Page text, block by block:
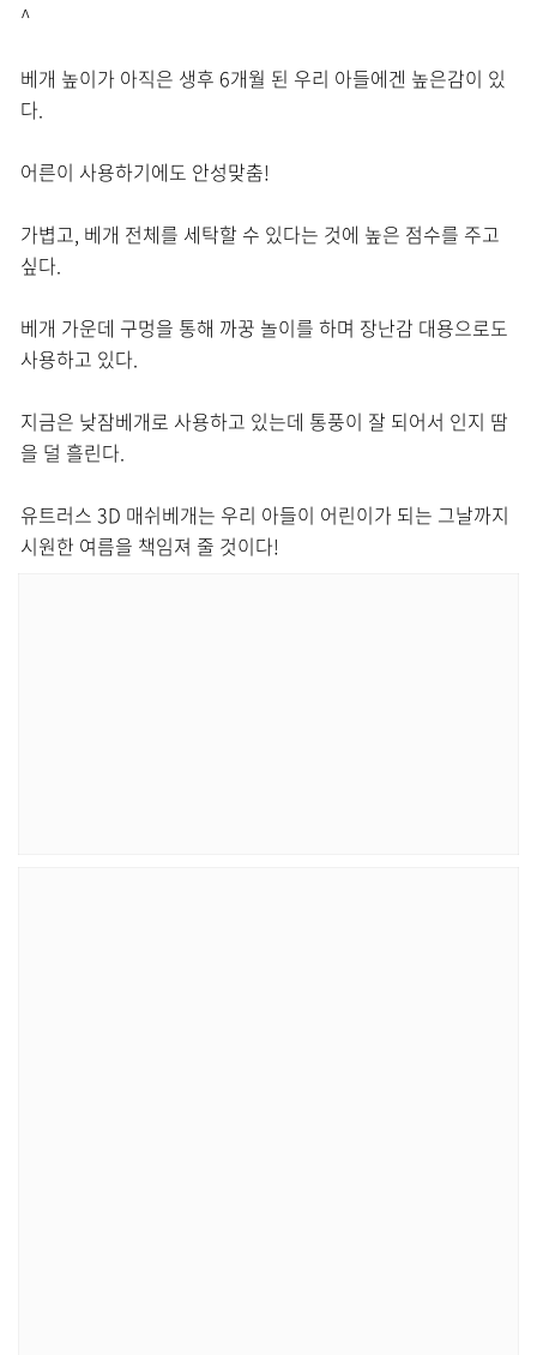
^
베개 높이가 아직은 생후 6개월 된 우리 아들에겐 높은감이 있
다.
어른이 사용하기에도 안성맞춤!
가볍고, 베개 전체를 세탁할 수 있다는 것에 높은 점수를 주고
싶다.
베개 가운데 구멍을 통해 까꿍 놀이를 하며 장난감 대용으로도
사용하고 있다.
지금은 낮잠베개로 사용하고 있는데 통풍이 잘 되어서 인지 땀
을 덜 흘린다.
유트러스 3D 매쉬베개는 우리 아들이 어린이가 되는 그날까지
시원한 여름을 책임져 줄 것이다!